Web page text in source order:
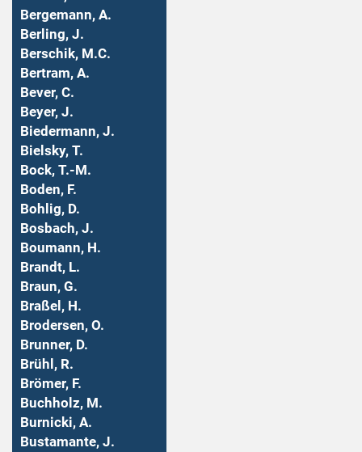
Bergemann, A.
Berling, J.
Berschik, M.C.
Bertram, A.
Bever, C.
Beyer, J.
Biedermann, J.
Bielsky, T.
Bock, T.-M.
Boden, F.
Bohlig, D.
Bosbach, J.
Boumann, H.
Brandt, L.
Braun, G.
Braßel, H.
Brodersen, O.
Brunner, D.
Brühl, R.
Brömer, F.
Buchholz, M.
Burnicki, A.
Bustamante, J.